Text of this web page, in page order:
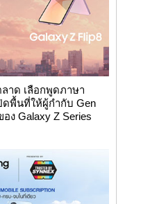
าด เลือกพูดภาษา
ดพื้นที่ให้ผู้กำกับ Gen
ง Galaxy Z Series